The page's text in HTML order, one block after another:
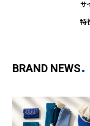
BRAND NEWS